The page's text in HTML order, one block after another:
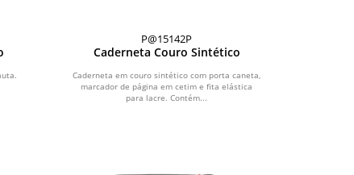
P@15142P
Caderneta Couro Sintético
Caderneta em couro sintético com porta caneta,
marcador de página em cetim e fita elástica
para lacre. Contém...